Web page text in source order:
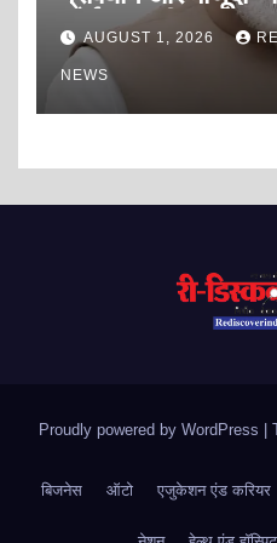
कोई अपराधी अपराध
AUGUST 1, 2026
NEWS
Proudly powered by WordPress
बिजनेस ऑटो एजुकेशन एंड करियर